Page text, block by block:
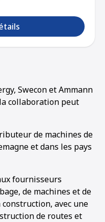
Swecon et Ammann
collaboration peut
de machines de
et dans les pays
fournisseurs
de machines et de
avec une
de routes et